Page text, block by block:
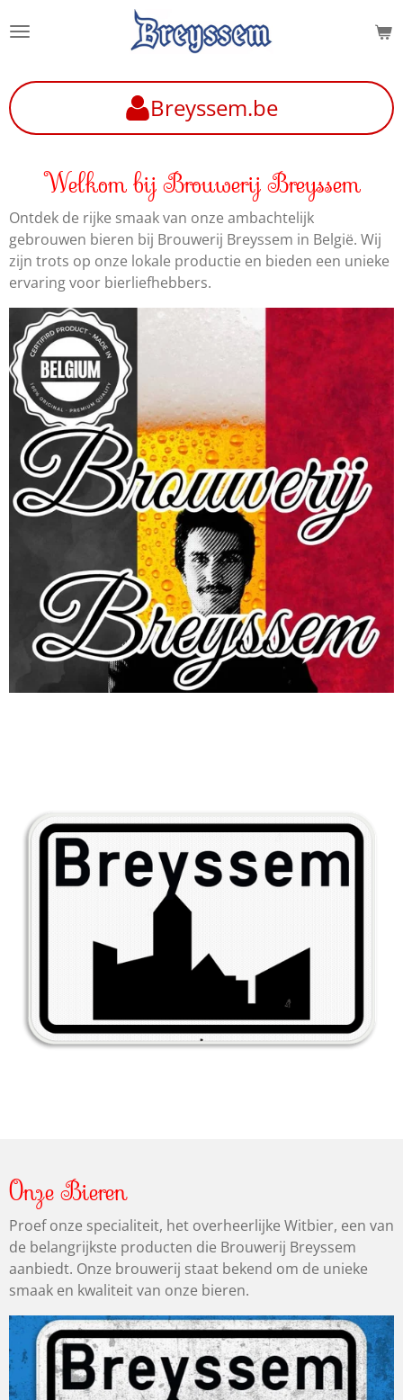
direct
de
hoofdinhoud
Breyssem.be
Welkom bij Brouwerij Breyssem
Ontdek de rijke smaak van onze ambachtelijk
gebrouwen bieren bij Brouwerij Breyssem in België. Wij
zijn trots op onze lokale productie en bieden een unieke
ervaring voor bierliefhebbers.
Onze Bieren
Proef onze specialiteit, het overheerlijke Witbier, een van
de belangrijkste producten die Brouwerij Breyssem
aanbiedt. Onze brouwerij staat bekend om de unieke
smaak en kwaliteit van onze bieren.